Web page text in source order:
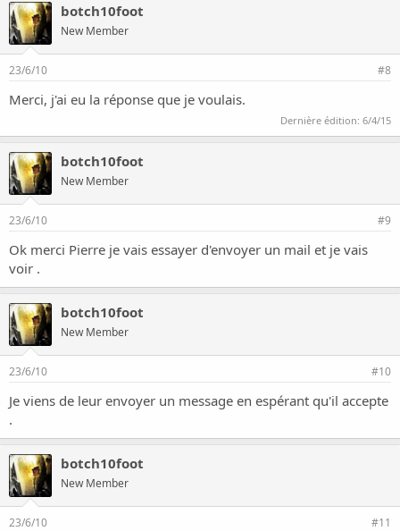
botch10foot
New Member
23/6/10 #8
Merci, j'ai eu la réponse que je voulais.
Dernière édition: 6/4/15
botch10foot
New Member
23/6/10 #9
Ok merci Pierre je vais essayer d'envoyer un mail et je vais
voir .
botch10foot
New Member
23/6/10 #10
Je viens de leur envoyer un message en espérant qu'il accepte
.
botch10foot
New Member
23/6/10 #11